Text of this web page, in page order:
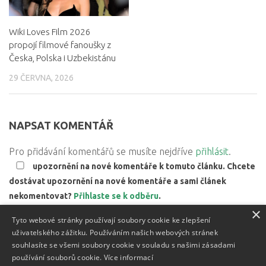
Wiki Loves Film 2026
propojí filmové fanoušky z
Česka, Polska i Uzbekistánu
29 ČERVNA, 2026
NAPSAT KOMENTÁŘ
Pro přidávání komentářů se musíte nejdříve přihlásit.
upozornění na nové komentáře k tomuto článku. Chcete
dostávat upozornění na nové komentáře a sami článek
nekomentovat? Přihlaste se k odběru.
Zjistěte,
jak jsou zpracovávány údaje z komentářů.
×
Tyto webové stránky používají soubory cookie ke zlepšení
uživatelského zážitku. Používáním našich webových stránek
souhlasíte se všemi soubory cookie v souladu s našimi zásadami
používání souborů cookie. Více informací